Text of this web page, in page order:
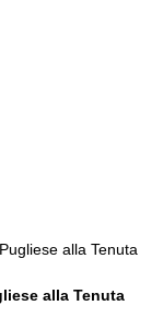
alla Tenuta
alla Tenuta